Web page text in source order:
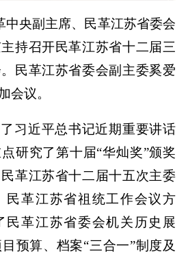
中央副主席、民革江苏省委会
持召开民革江苏省十二届三
民革江苏省委会副主委奚爱
会议。
习近平总书记近期重要讲话
研究了第十届“华灿奖”颁奖
革江苏省十二届十五次主委
民革江苏省祖统工作会议方
民革江苏省委会机关历史展
预算、档案“三合一”制度及